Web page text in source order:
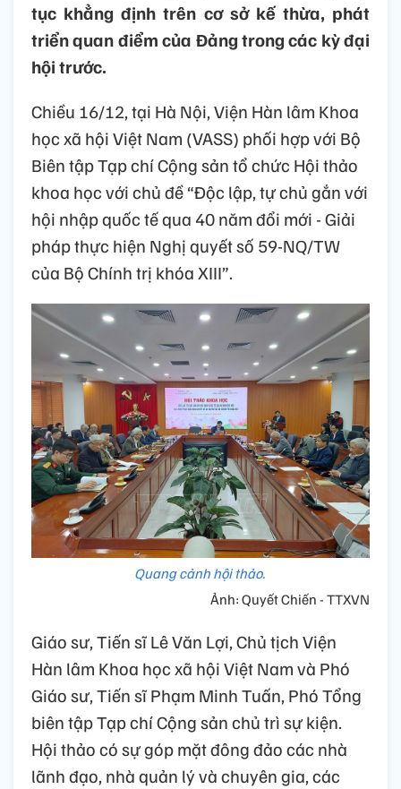
tục khẳng định trên cơ sở kế thừa, phát
triển quan điểm của Đảng trong các kỳ đại
hội trước.
Chiều 16/12, tại Hà Nội, Viện Hàn lâm Khoa
học xã hội Việt Nam (VASS) phối hợp với Bộ
Biên tập Tạp chí Cộng sản tổ chức Hội thảo
khoa học với chủ đề “Độc lập, tự chủ gắn với
hội nhập quốc tế qua 40 năm đổi mới - Giải
pháp thực hiện Nghị quyết số 59-NQ/TW
của Bộ Chính trị khóa XIII”.
Quang cảnh hội thảo.
Ảnh: Quyết Chiến - TTXVN
Giáo sư, Tiến sĩ Lê Văn Lợi, Chủ tịch Viện
Hàn lâm Khoa học xã hội Việt Nam và Phó
Giáo sư, Tiến sĩ Phạm Minh Tuấn, Phó Tổng
biên tập Tạp chí Cộng sản chủ trì sự kiện.
Hội thảo có sự góp mặt đông đảo các nhà
lãnh đạo, nhà quản lý và chuyên gia, các